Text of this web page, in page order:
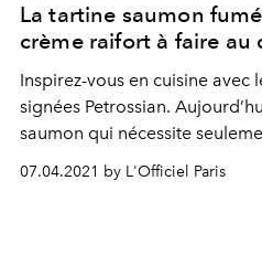
La tartine saumon
crème raifort à faire au
Inspirez-vous en cuisine avec
signées Petrossian.
saumon qui nécessite
du placard. Cette recette
en une dizaine de minutes et
07.04.2021 by L'Officiel Paris